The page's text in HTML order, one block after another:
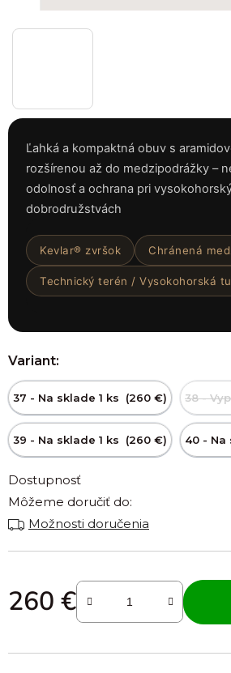
Ľahká a kompaktná obuv s
rozšírenou až do medzipodrážky –
odolnosť a ochrana pri
dobrodružstvách
Kevlar® zvršok Chránená
Technický terén / Vysokohorská
Variant:
37 - Na sklade 1 ks (260 €) 38 -
39 - Na sklade 1 ks (260 €) 40 - Na
Dostupnosť
Môžeme doručiť do:
Možnosti doručenia
260 €
Jednotková cena: